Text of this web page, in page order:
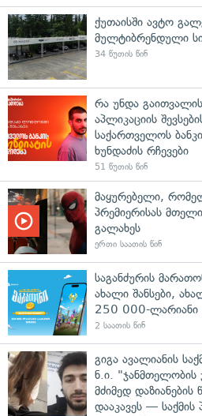
ქუთაისში ავტო
მულტიბრენდული
34 წუთის წინ
რა უნდა
აპლიკაციის
საქართველოს
ხუნდაძის რჩევები
51 წუთის წინ
მაყურებელი,
პრემიერისას
გალახეს
ერთი საათის წინ
საგანძურის
ახალი შანსები,
250 000-ლარიანი
2 საათის წინ
გიგა ავალიანის
ნ.ი. "ჯანმთელობის
მძიმედ დაზიანების
დააკავეს —